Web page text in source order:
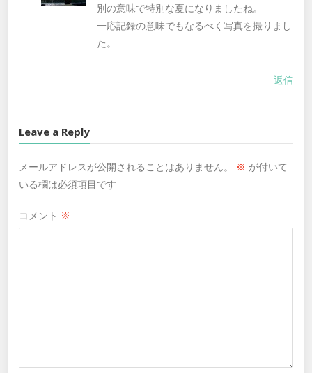
別の意味で特別な夏になりましたね。
一応記録の意味でもなるべく写真を撮りまし
た。
返信
Leave a Reply
メールアドレスが公開されることはありません。 ※ が付いて
いる欄は必須項目です
コメント ※